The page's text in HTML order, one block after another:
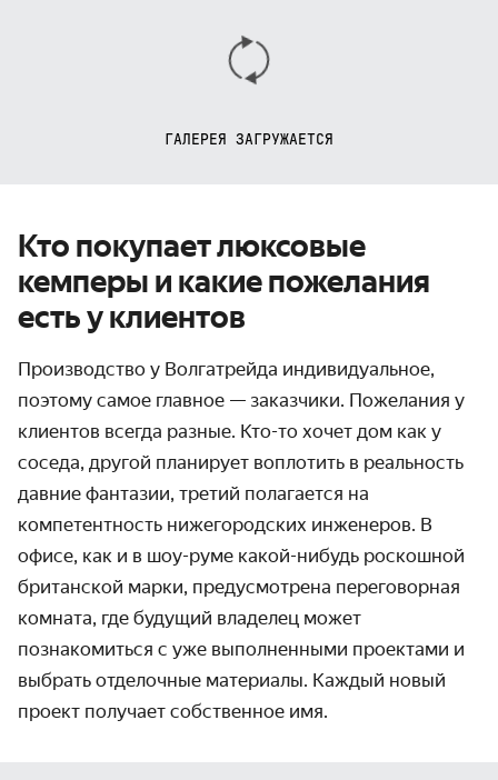
ГАЛЕРЕЯ ЗАГРУЖАЕТСЯ
Кто покупает люксовые
кемперы и какие пожелания
есть у клиентов
Производство у Волгатрейда индивидуальное,
поэтому самое главное — заказчики. Пожелания у
клиентов всегда разные. Кто-то хочет дом как у
соседа, другой планирует воплотить в реальность
давние фантазии, третий полагается на
компетентность нижегородских инженеров. В
офисе, как и в шоу-руме какой-нибудь роскошной
британской марки, предусмотрена переговорная
комната, где будущий владелец может
познакомиться с уже выполненными проектами и
выбрать отделочные материалы. Каждый новый
проект получает собственное имя.